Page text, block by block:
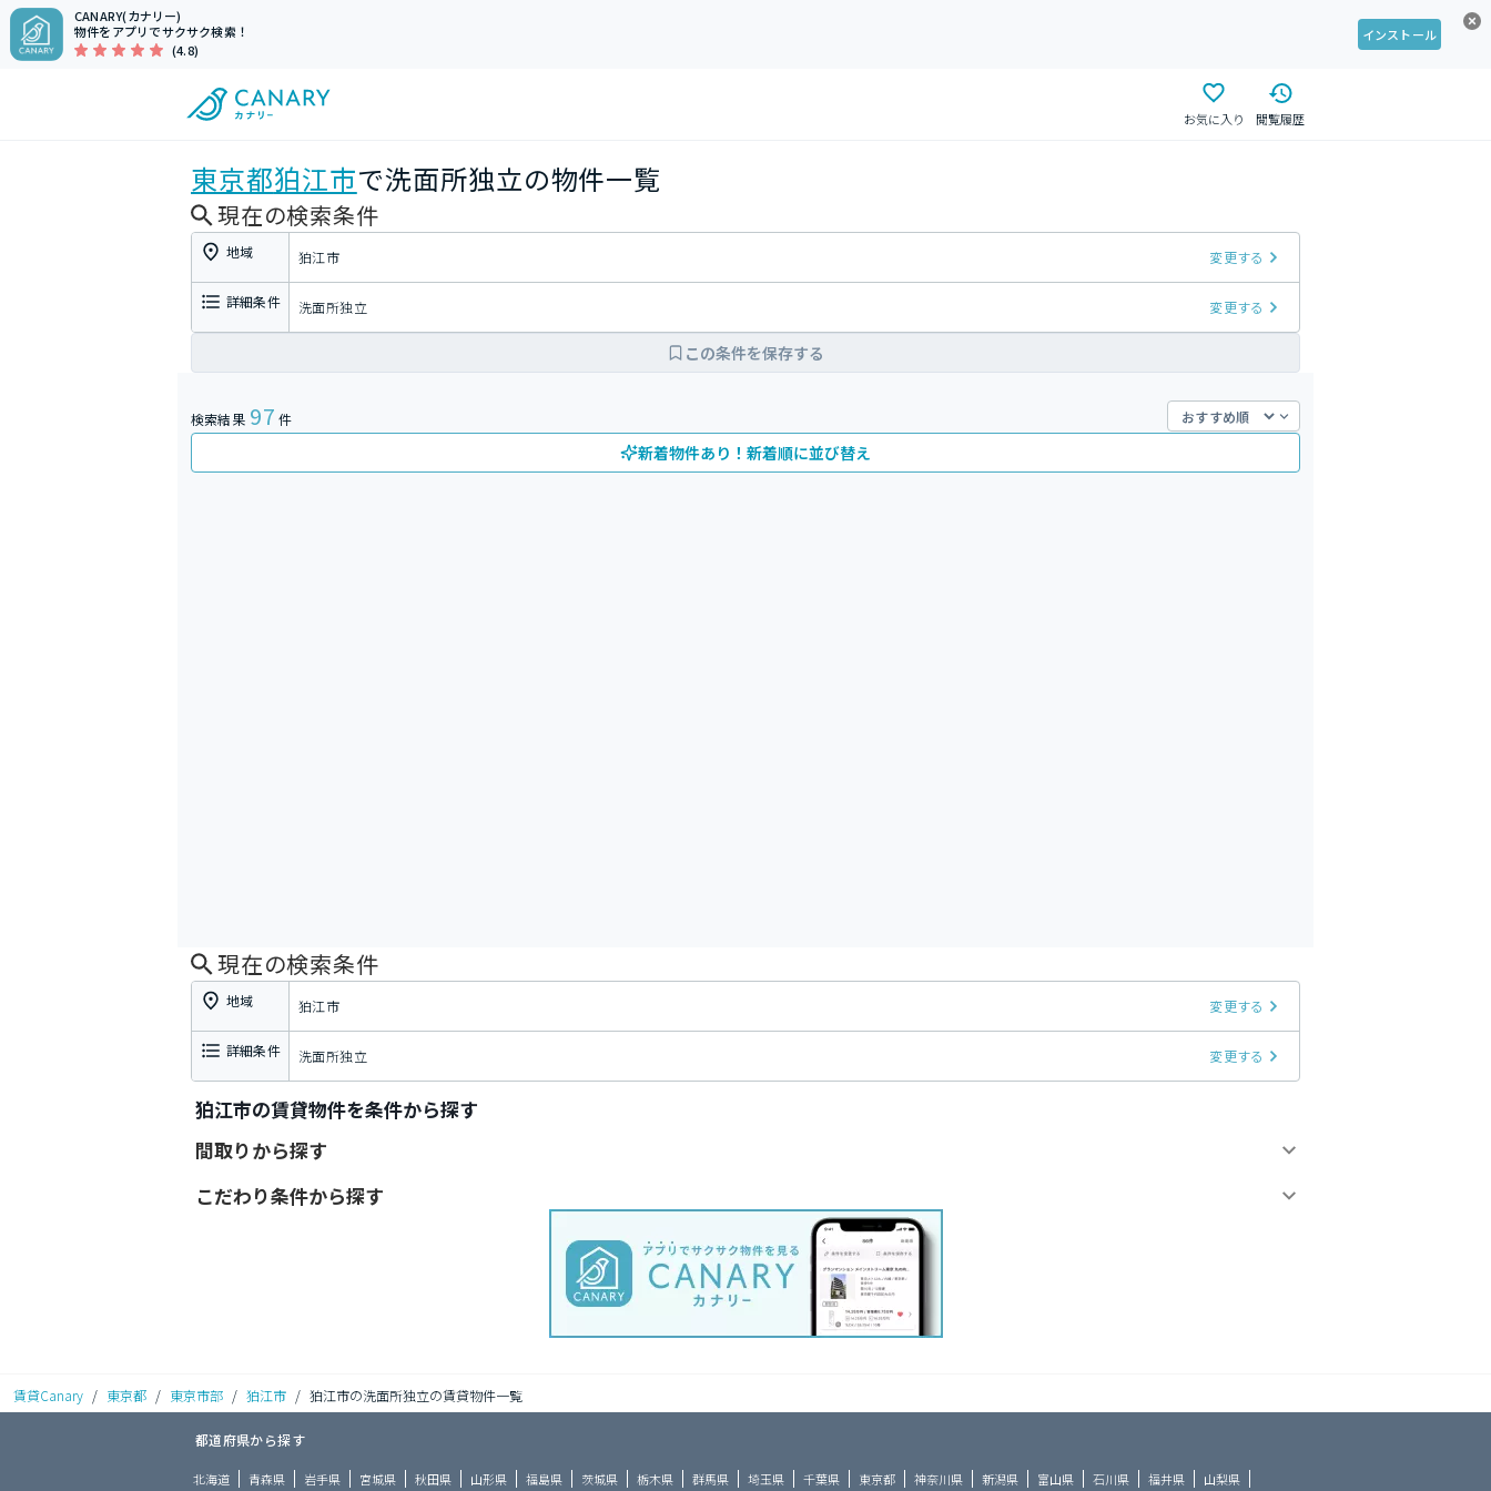
CANARY(カナリー)
物件をアプリでサクサク検索！
(4.8)
インストール
お気に入り 閲覧履歴
東京都狛江市で洗面所独立の物件一覧
現在の検索条件
地域 狛江市 変更する
詳細条件 洗面所独立 変更する
この条件を保存する
検索結果 97 件
新着物件あり！新着順に並び替え
現在の検索条件
地域 狛江市 変更する
詳細条件 洗面所独立 変更する
狛江市の賃貸物件を条件から探す
間取りから探す
こだわり条件から探す
賃貸Canary / 東京都 / 東京市部 / 狛江市 / 狛江市の洗面所独立の賃貸物件一覧
都道府県から探す
北海道 青森県 岩手県 宮城県 秋田県 山形県 福島県 茨城県 栃木県 群馬県 埼玉県 千葉県 東京都 神奈川県 新潟県 富山県 石川県 福井県 山梨県